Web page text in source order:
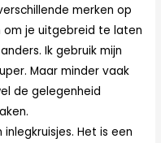
merken op
om je uitgebreid te laten
. Ik gebruik mijn
Maar minder vaak
de gelegenheid
Het is een